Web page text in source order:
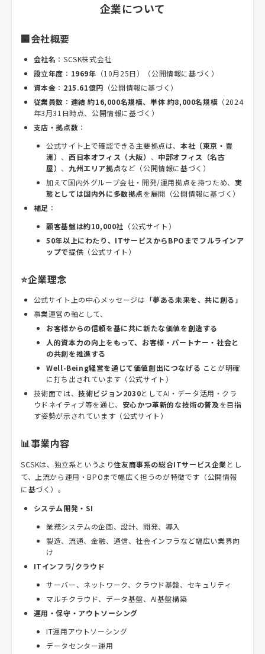
企業について
🏢会社概要
会社名 ：SCSK株式会社
設立年度 ： 1969年 （10月25日）（公開情報に基づく）
資本金 ： 215.61億円 （公開情報に基づく）
従業員数 ： 連結 約16,000名規模、単体 約8,000名規模 （2024
年3月31日時点、公開情報に基づく）
支店・拠点数 ：
公式サイト上で確認できる主要拠点は、 本社（東京・豊
洲） 、 西日本オフィス（大阪） 、 中部オフィス（名古
屋） 、 九州エリア拠点など（公開情報に基づく）
加えて国内外グループ会社・開発/運用拠点を持つため、 実
態としては国内外に多数拠点を展開（公開情報に基づく）
補足 ：
顧客基盤は約10,000社 （公式サイト）
50年以上にわたり、ITサービスからBPOまでフルラインア
ップで提供 （公式サイト）
⭐企業理念
公式サイト上の中心メッセージは 「夢ある未来を、共に創る」
事業運営の軸として、
お客様からの信頼を基に共に新たな価値を創造する
人的資本力の向上をもって、お客様・パートナー・社会と
の共創を推進する
Well-Being経営を通じて価値創出につなげる ことが明確
に打ち出されています（公式サイト）
技術面では、技術ビジョン2030としてAI・データ活用・クラ
ウドネイティブ等を通じ、 安心かつ革新的な技術の普及を目指
す姿勢が示されています（公式サイト）
📊事業内容
SCSKは、独立系というより住友商事系の総合ITサービス企業 とし
て、上流から運用・BPOまで幅広く担うのが特徴です（公開情報
に基づく）。
システム開発・SI
業務システムの企画、設計、開発、導入
製造、流通、金融、通信、社会インフラなど幅広い業界向
け
ITインフラ/クラウド
サーバー、ネットワーク、クラウド基盤、セキュリティ
マルチクラウド、データ基盤、AI基盤構築
運用・保守・アウトソーシング
IT運用アウトソーシング
データセンター運用